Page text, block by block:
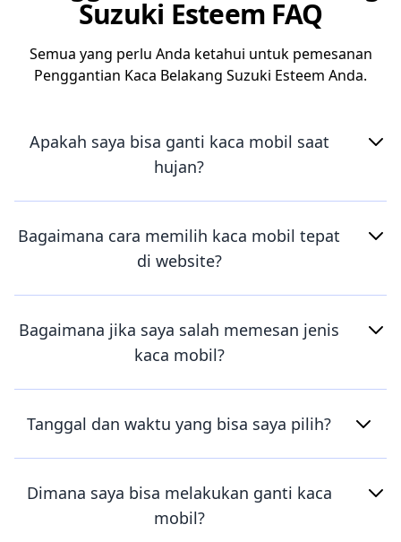
Suzuki Esteem FAQ
Semua yang perlu Anda ketahui untuk pemesanan
Penggantian Kaca Belakang Suzuki Esteem Anda.
Apakah saya bisa ganti kaca mobil saat
hujan?
Bagaimana cara memilih kaca mobil tepat
di website?
Bagaimana jika saya salah memesan jenis
kaca mobil?
Tanggal dan waktu yang bisa saya pilih?
Dimana saya bisa melakukan ganti kaca
mobil?